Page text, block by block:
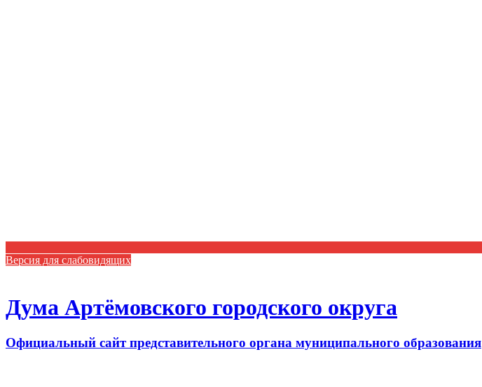
Версия для слабовидящих
Дума Артёмовского городского округа
Официальный сайт представительного органа муниципального образования